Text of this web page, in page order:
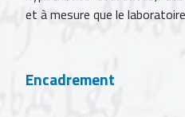
et à mesure que le
Encadrement